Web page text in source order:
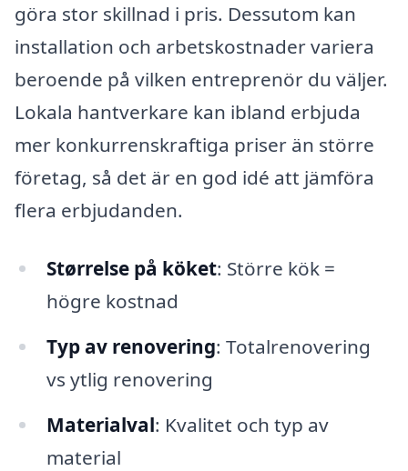
göra stor skillnad i pris. Dessutom kan
installation och arbetskostnader variera
beroende på vilken entreprenör du väljer.
Lokala hantverkare kan ibland erbjuda
mer konkurrenskraftiga priser än större
företag, så det är en god idé att jämföra
flera erbjudanden.
Størrelse på köket: Större kök =
högre kostnad
Typ av renovering: Totalrenovering
vs ytlig renovering
Materialval: Kvalitet och typ av
material